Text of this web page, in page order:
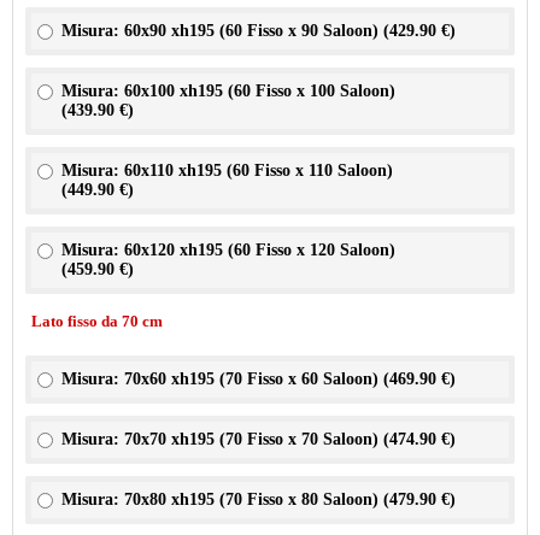
Misura: 60x90 xh195 (60 Fisso x 90 Saloon) (429.90 €)
Misura: 60x100 xh195 (60 Fisso x 100 Saloon)
(439.90 €)
Misura: 60x110 xh195 (60 Fisso x 110 Saloon)
(449.90 €)
Misura: 60x120 xh195 (60 Fisso x 120 Saloon)
(459.90 €)
Lato fisso da 70 cm
Misura: 70x60 xh195 (70 Fisso x 60 Saloon) (469.90 €)
Misura: 70x70 xh195 (70 Fisso x 70 Saloon) (474.90 €)
Misura: 70x80 xh195 (70 Fisso x 80 Saloon) (479.90 €)